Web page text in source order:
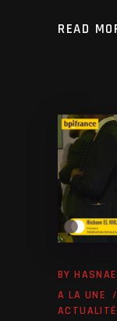
READ
BY
A LA UNE